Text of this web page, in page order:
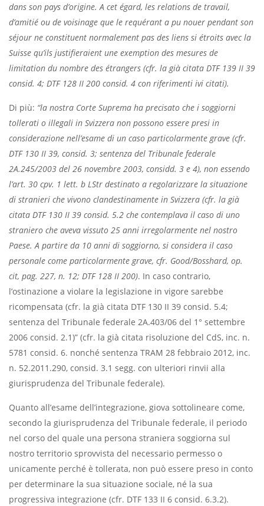
dans son pays d’origine. A cet égard, les relations de travail,
d’amitié ou de voisinage que le requérant a pu nouer pendant son
séjour ne constituent normalement pas des liens si étroits avec la
Suisse qu’ils justifieraient une exemption des mesures de
limitation du nombre des étrangers (cfr. la già citata DTF 139 II 39
consid. 4; DTF 128 II 200 consid. 4 con riferimenti ivi citati).
Di più: “la nostra Corte Suprema ha precisato che i soggiorni
tollerati o illegali in Svizzera non possono essere presi in
considerazione nell’esame di un caso particolarmente grave (cfr.
DTF 130 II 39, consid. 3; sentenza del Tribunale federale
2A.245/2003 del 26 novembre 2003, considd. 3 e 4), non essendo
l’art. 30 cpv. 1 lett. b LStr destinato a regolarizzare la situazione
di stranieri che vivono clandestinamente in Svizzera (cfr. la già
citata DTF 130 II 39 consid. 5.2 che contemplava il caso di uno
straniero che aveva vissuto 25 anni irregolarmente nel nostro
Paese. A partire da 10 anni di soggiorno, si considera il caso
personale come particolarmente grave, cfr. Good/Bosshard, op.
cit, pag. 227, n. 12; DTF 128 II 200). In caso contrario,
l’ostinazione a violare la legislazione in vigore sarebbe
ricompensata (cfr. la già citata DTF 130 II 39 consid. 5.4;
sentenza del Tribunale federale 2A.403/06 del 1° settembre
2006 consid. 2.1)” (cfr. la già citata risoluzione del CdS, inc. n.
5781 consid. 6. nonché sentenza TRAM 28 febbraio 2012, inc.
n. 52.2011.290, consid. 3.1 segg. con ulteriori rinvii alla
giurisprudenza del Tribunale federale).
Quanto all’esame dell’integrazione, giova sottolineare come,
secondo la giurisprudenza del Tribunale federale, il periodo
nel corso del quale una persona straniera soggiorna sul
nostro territorio sprovvista del necessario permesso o
unicamente perché è tollerata, non può essere preso in conto
per determinare la sua situazione sociale, né la sua
progressiva integrazione (cfr. DTF 133 II 6 consid. 6.3.2).